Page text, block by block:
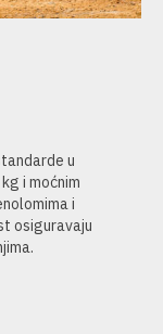
u
i moćnim
i
osiguravaju